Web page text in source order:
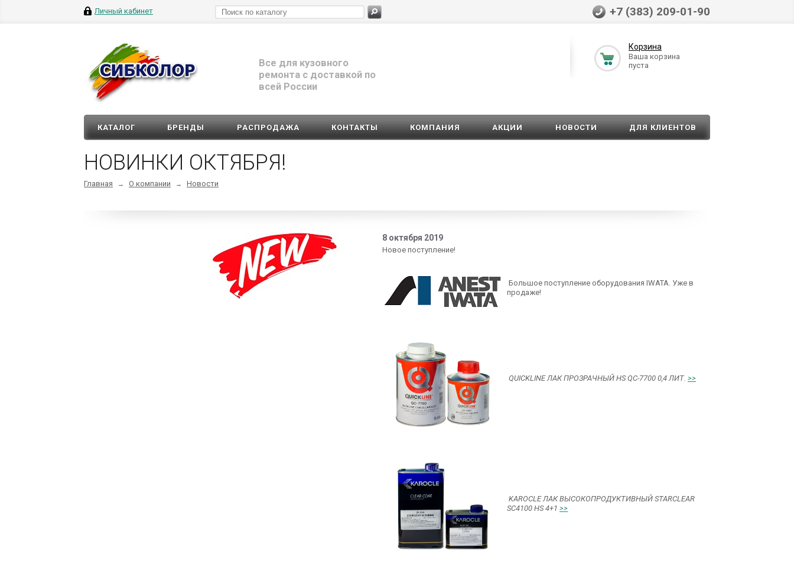
Личный кабинет +7 (383) 209-01-90
Все для кузовного
ремонта с доставкой по
всей России
Корзина
Ваша корзина
пуста
КАТАЛОГ БРЕНДЫ РАСПРОДАЖА КОНТАКТЫ КОМПАНИЯ АКЦИИ НОВОСТИ ДЛЯ КЛИЕНТОВ
НОВИНКИ ОКТЯБРЯ!
Главная → О компании → Новости
8 октября 2019
Новое поступление!
Большое поступление оборудования IWATA. Уже в
продаже!
QUICKLINE ЛАК ПРОЗРАЧНЫЙ HS QC-7700 0,4 ЛИТ. >>
KAROCLE ЛАК ВЫСОКОПРОДУКТИВНЫЙ STARCLEAR
SC4100 HS 4+1 >>